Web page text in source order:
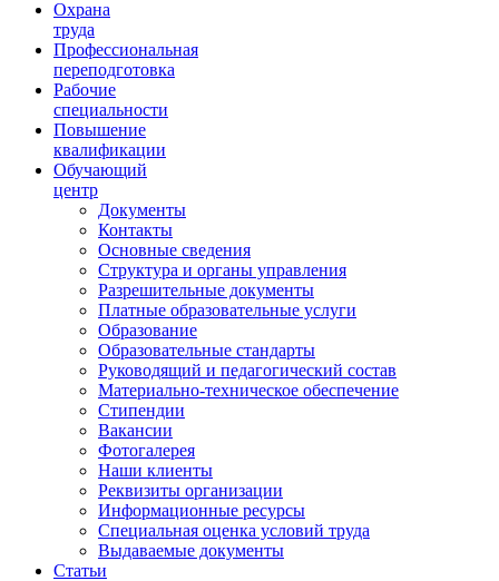
Ориентир охраны труда
Охрана
труда
Профессиональная
переподготовка
Рабочие
специальности
Повышение
квалификации
Обучающий
центр
Документы
Контакты
Основные сведения
Структура и органы управления
Разрешительные документы
Платные образовательные услуги
Образование
Образовательные стандарты
Руководящий и педагогический состав
Материально-техническое обеспечение
Стипендии
Вакансии
Фотогалерея
Наши клиенты
Реквизиты организации
Информационные ресурсы
Специальная оценка условий труда
Выдаваемые документы
Статьи